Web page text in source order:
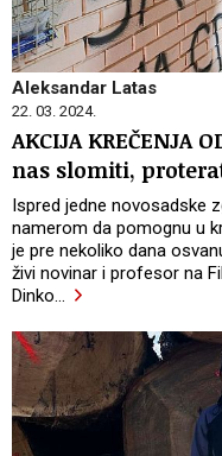
Aleksandar Latas
22. 03. 2024.
AKCIJA KREČENJA
nas slomiti,
Ispred jedne novosadske
namerom da pomognu u
je pre nekoliko dana
živi novinar i profesor na
Dinko…